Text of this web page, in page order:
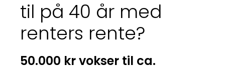
til på 40 år med
renters rente?
50.000 kr vokser til ca.